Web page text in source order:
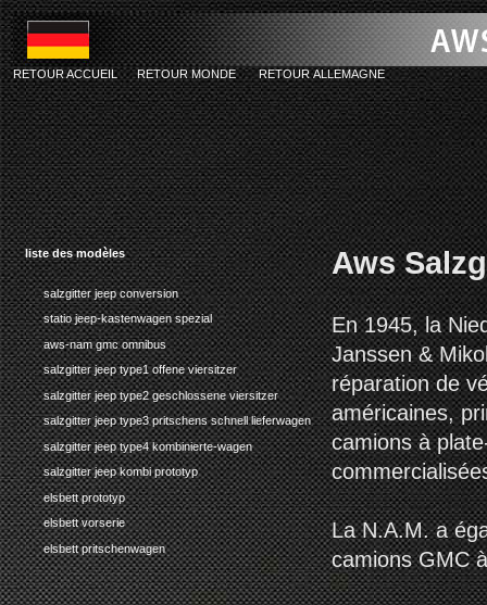
liste des modèles
salzgitter jeep conversion
statio jeep-kastenwagen spezial
aws-nam gmc omnibus
salzgitter jeep type1 offene viersitzer
salzgitter jeep type2 geschlossene viersitzer
salzgitter jeep type3 pritschens schnell lieferwagen
salzgitter jeep type4 kombinierte-wagen
salzgitter jeep kombi prototyp
elsbett prototyp
elsbett vorserie
elsbett pritschenwagen
Aws
En 1945, la
Janssen &
réparation de
américaines,
camions à
La N.A.M. a
camions GMC
RETOUR ACCUEIL RETOUR MONDE RETOUR ALLEMAGNE